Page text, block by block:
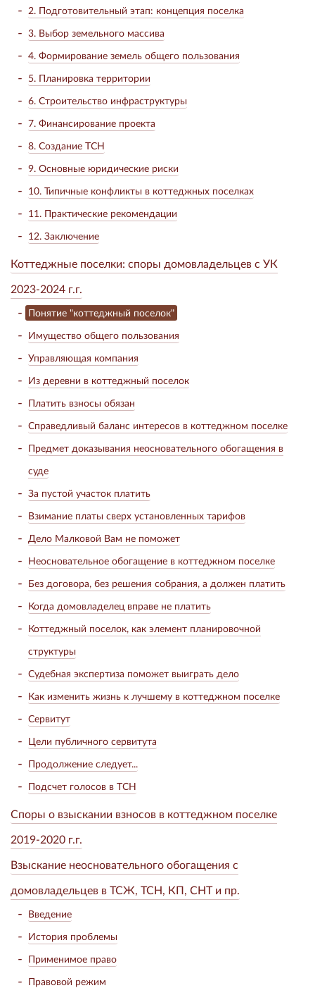
2. Подготовительный этап: концепция поселка
3. Выбор земельного массива
4. Формирование земель общего пользования
5. Планировка территории
6. Строительство инфраструктуры
7. Финансирование проекта
8. Создание ТСН
9. Основные юридические риски
10. Типичные конфликты в коттеджных поселках
11. Практические рекомендации
12. Заключение
Коттеджные поселки: споры домовладельцев с УК
2023-2024 г.г.
Понятие "коттеджный поселок"
Имущество общего пользования
Управляющая компания
Из деревни в коттеджный поселок
Платить взносы обязан
Справедливый баланс интересов в коттеджном поселке
Предмет доказывания неосновательного обогащения в
суде
За пустой участок платить
Взимание платы сверх установленных тарифов
Дело Малковой Вам не поможет
Неосновательное обогащение в коттеджном поселке
Без договора, без решения собрания, а должен платить
Когда домовладелец вправе не платить
Коттеджный поселок, как элемент планировочной
структуры
Судебная экспертиза поможет выиграть дело
Как изменить жизнь к лучшему в коттеджном поселке
Сервитут
Цели публичного сервитута
Продолжение следует...
Подсчет голосов в ТСН
Споры о взыскании взносов в коттеджном поселке
2019-2020 г.г.
Взыскание неосновательного обогащения с
домовладельцев в ТСЖ, ТСН, КП, СНТ и пр.
Введение
История проблемы
Применимое право
Правовой режим